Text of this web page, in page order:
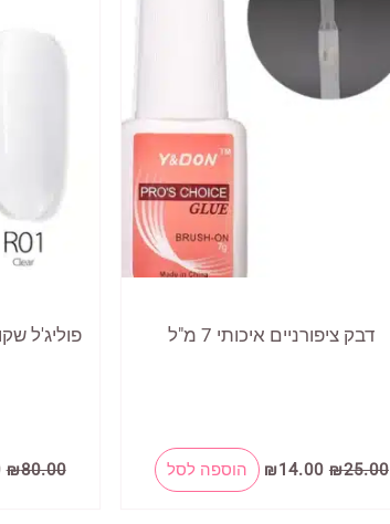
דבק ציפורניים איכותי 7 מ"ל
₪25.00
המחיר
המקורי
₪14.00
המחיר
הנוכחי
הוספה לסל ₪80.00